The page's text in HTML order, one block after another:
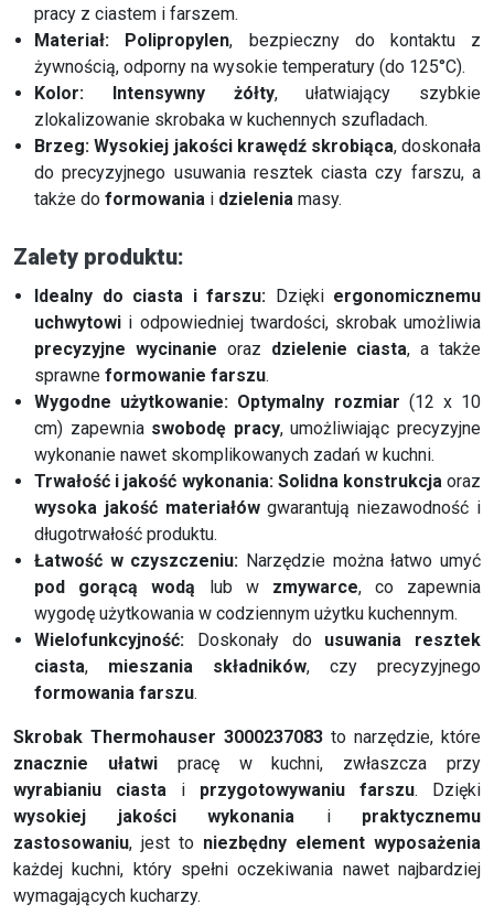
pracy z ciastem i farszem.
Materiał:
Polipropylen, bezpieczny do kontaktu z
żywnością, odporny na wysokie temperatury (do 125°C).
Kolor:
Intensywny żółty, ułatwiający szybkie
zlokalizowanie skrobaka w kuchennych szufladach.
Brzeg: Wysokiej jakości krawędź skrobiąca, doskonała
do precyzyjnego usuwania resztek ciasta czy farszu, a
także doformowania i dzielenia masy.
Zalety produktu:
Idealny do ciasta i farszu: Dzięki ergonomicznemu
uchwytowi i odpowiedniej twardości, skrobak umożliwia
precyzyjne wycinanie oraz dzielenie ciasta, a także
sprawneformowanie farszu.
Wygodne użytkowanie: Optymalny rozmiar (12 x 10
cm) zapewnia swobodę pracy, umożliwiając precyzyjne
wykonanie nawet skomplikowanych zadań w kuchni.
Trwałość i jakość wykonania: Solidna konstrukcjaoraz
wysoka jakość materiałówgwarantują niezawodność i
długotrwałość produktu.
Łatwość w czyszczeniu: Narzędzie można łatwo umyć
pod gorącą wodą lub w zmywarce, co zapewnia
wygodę użytkowania w codziennym użytku kuchennym.
Wielofunkcyjność: Doskonały do usuwania resztek
ciasta, mieszania składników, czy precyzyjnego
formowania farszu.
Skrobak Thermohauser 3000237083 to narzędzie, które
znacznie ułatwipracę w kuchni, zwłaszcza przy
wyrabianiu ciasta i przygotowywaniu farszu. Dzięki
wysokiej jakości wykonania i praktycznemu
zastosowaniu, jest to niezbędny element wyposażenia
każdej kuchni, który spełni oczekiwania nawet najbardziej
wymagających kucharzy.